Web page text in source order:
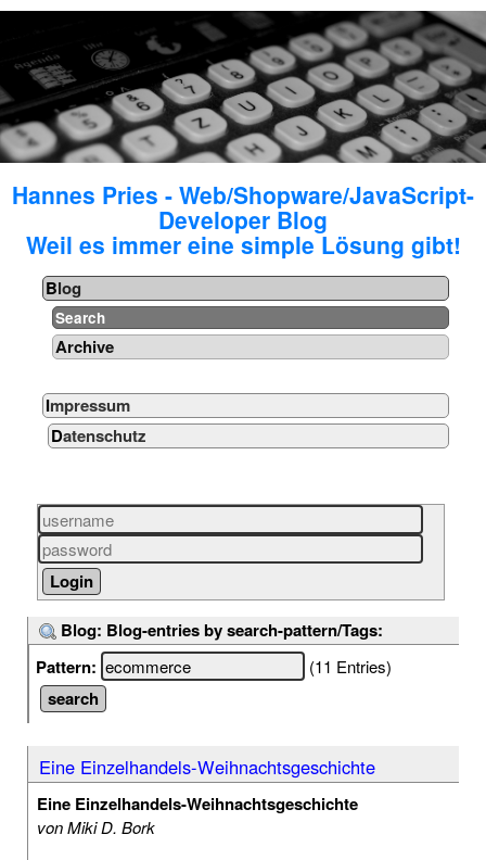
Hannes Pries - Web/Shopware/JavaScript-
Developer Blog
Weil es immer eine simple Lösung gibt!
Blog
Search
Archive
Impressum
Datenschutz
Blog: Blog-entries by search-pattern/Tags:
Pattern:
(11 Entries)
Eine Einzelhandels-Weihnachtsgeschichte
Eine Einzelhandels-Weihnachtsgeschichte
von Miki D. Bork